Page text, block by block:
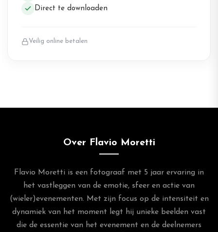
Direct te downloaden
Veilig online betalen
Over Flavio Moretti
Flavio Moretti is een fotograaf met 5 jaar ervaring in
het vastleggen van de emotie, sfeer en actie van
(wieler)evenementen. Met zijn focus op de intensiteit en
dynamiek van het moment legt hij unieke beelden vast
die de essentie van het evenement en de deelnemers